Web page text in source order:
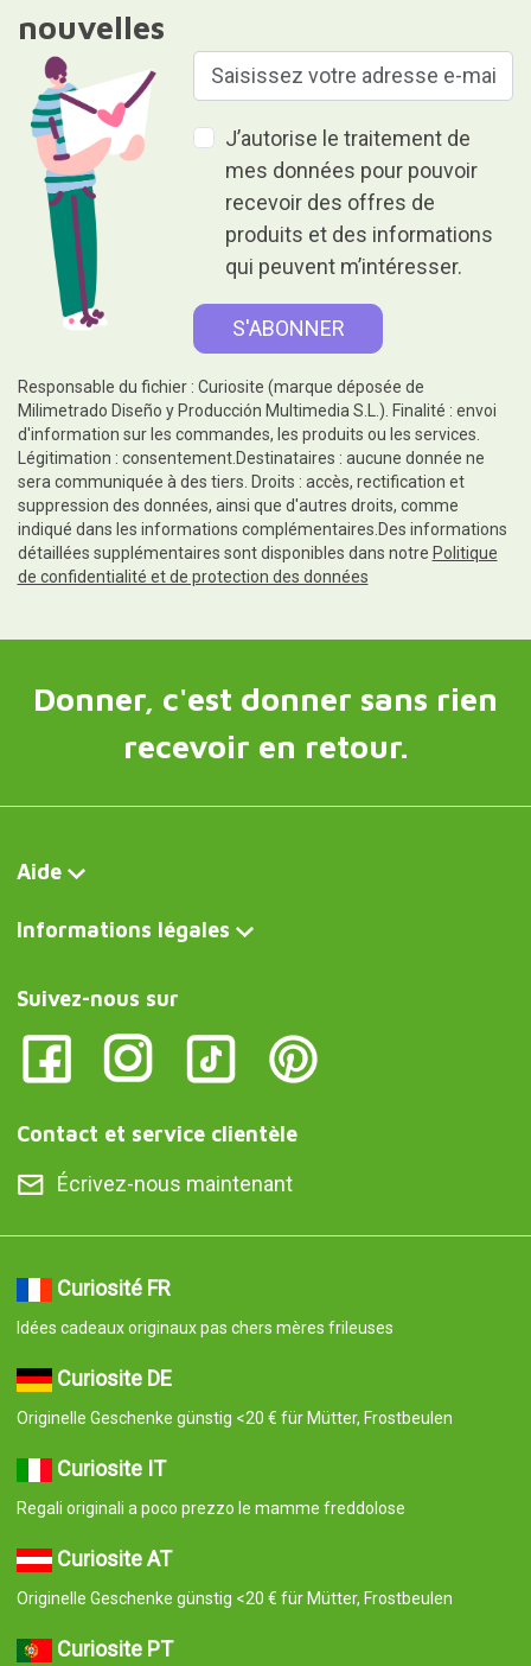
nouvelles
J’autorise le traitement de
mes données pour pouvoir
recevoir des offres de
produits et des informations
qui peuvent m’intéresser.
Responsable du fichier : Curiosite (marque déposée de
Milimetrado Diseño y Producción Multimedia S.L.). Finalité : envoi
d'information sur les commandes, les produits ou les services.
Légitimation : consentement.Destinataires : aucune donnée ne
sera communiquée à des tiers. Droits : accès, rectification et
suppression des données, ainsi que d'autres droits, comme
indiqué dans les informations complémentaires.Des informations
détaillées supplémentaires sont disponibles dans notre Politique
de confidentialité et de protection des données
Donner, c'est donner sans rien
recevoir en retour.
Aide
Informations légales
Suivez-nous sur
Contact et service clientèle
Écrivez-nous maintenant
Curiosité FR
Idées cadeaux originaux pas chers mères frileuses
Curiosite DE
Originelle Geschenke günstig <20 € für Mütter, Frostbeulen
Curiosite IT
Regali originali a poco prezzo le mamme freddolose
Curiosite AT
Originelle Geschenke günstig <20 € für Mütter, Frostbeulen
Curiosite PT